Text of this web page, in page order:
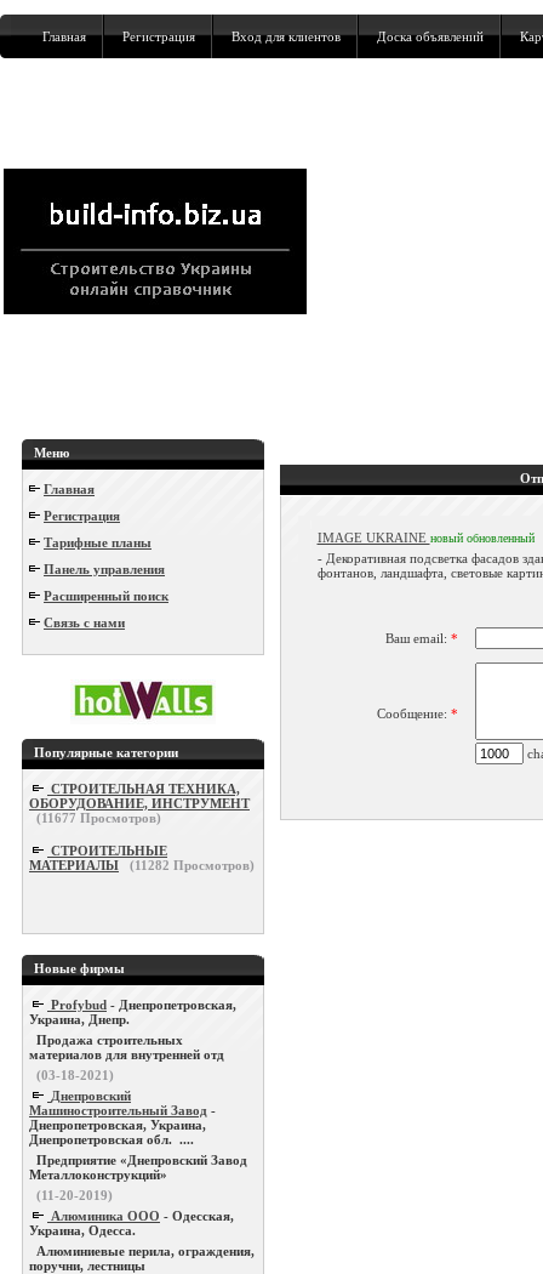
Главная Регистрация Вход для клиентов Доска объявлений
Меню
Главная
Регистрация
Тарифные планы
Панель управления
Расширенный поиск
Связь с нами
Популярные категории
СТРОИТЕЛЬНАЯ ТЕХНИКА,
ОБОРУДОВАНИЕ, ИНСТРУМЕНТ
(11677 Просмотров)
СТРОИТЕЛЬНЫЕ
МАТЕРИАЛЫ
(11282 Просмотров)
Новые фирмы
Profybud - Днепропетровская,
Украина, Днепр.
Продажа строительных
материалов для внутренней отд
(03-18-2021)
Днепровский
Машиностроительный Завод -
Днепропетровская, Украина,
Днепропетровская обл. ....
Предприятие «Днепровский Завод
Металлоконструкций»
(11-20-2019)
Алюминика ООО - Одесская,
Украина, Одесса.
Алюминиевые перила, ограждения,
поручни, лестницы
IMAGE UKRAINE новый обновленный
- Декоративная подсветка фасадов
фонтанов, ландшафта, световые
Ваш email: *
Сообщение: *